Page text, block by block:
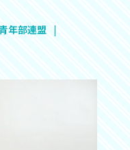
年部連盟